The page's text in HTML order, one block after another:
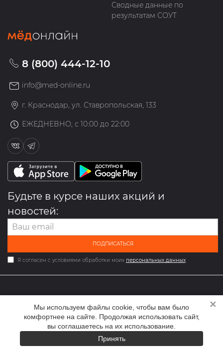
Мы используем файлы cookie, чтобы вам было
комфортнее на сайте. Продолжая использовать сайт,
вы соглашаетесь на их использование.
Принять
✕
Сводные данные по
результатам СОУТ
8 (800) 444-12-10
info@med-online.ru
г. Краснодар, ул. Ставропольская, 133
ЕЖЕДНЕВНО, с 10:00 до 22:00
Будьте в курсе наших акций и
новостей:
ПОДПИСАТЬСЯ
Я согласен с условиями обработки моих персональных данных
2026 © Мультибрендовый магазин одежды и обуви med-
online.ru